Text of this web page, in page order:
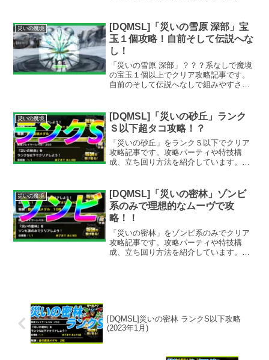
言えば、お決まりのあのパーティですが
立ち回り方が重要です。
災いの魔境
[DQMSL]「災いの雪原 深部」宝
玉１個攻略！自前そして伝説へな
し！
「災いの雪原 深部」？？？系なしで魔境
の宝玉１個以上でクリア攻略記事です。
自前のそして伝説へなしで組みやすさを
よかったかなと振り返りです。
災いの魔境
[DQMSL]「災いの砂丘」ランク
Ｓ以下超タコ攻略！？
「災いの砂丘」をランクＳ以下でクリア
攻略記事です。攻略パーティや特技構
成、立ち回り方法を紹介しています。呪
ていないと一瞬で倒されてしまいます。
イオとデイン系をどう組み込むかが難し
いですね。
災いの魔境
[DQMSL]「災いの密林」ゾンビ
系のみで理想的なムーヴで攻
略！！
「災いの密林」をゾンビ系のみでクリア
攻略記事です。攻略パーティや特技構
成、立ち回り方法を紹介しています。ク
[DQMSL]災いの密林 ランクS以下攻略
(2023年1月)